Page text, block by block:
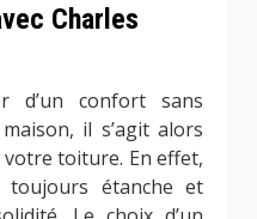
Charles
d’un confort sans
il s’agit alors
votre toiture. En effet,
étanche et